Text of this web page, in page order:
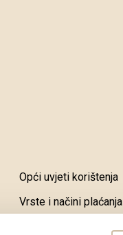
Opći uvjeti korištenja
Vrste i načini plaćanja